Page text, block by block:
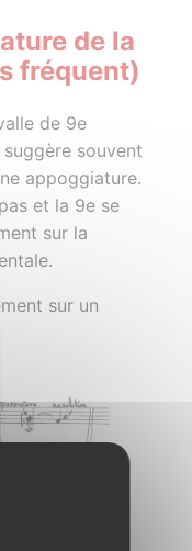
de la
fréquent)
de 9e
souvent
appoggiature.
et la 9e se
sur la
sur un